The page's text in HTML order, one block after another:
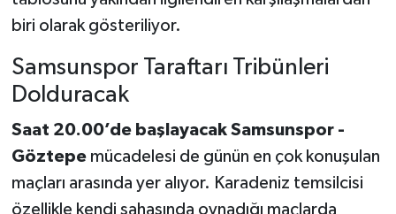
biri olarak gösteriliyor.
Samsunspor Taraftarı Tribünleri
Dolduracak
Saat 20.00’de başlayacak Samsunspor -
Göztepemücadelesi de günün en çok konuşulan
maçları arasında yer alıyor. Karadeniz temsilcisi
özellikle kendi sahasında oynadığı maçlarda